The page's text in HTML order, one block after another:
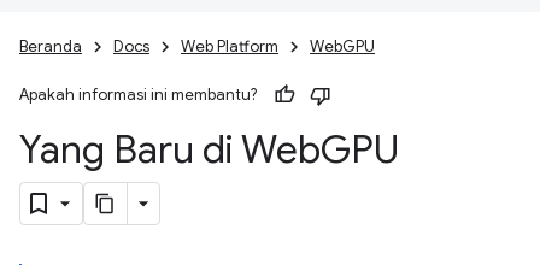
Beranda Docs Web Platform WebGPU
Apakah informasi ini membantu?
Yang Baru di WebGPU